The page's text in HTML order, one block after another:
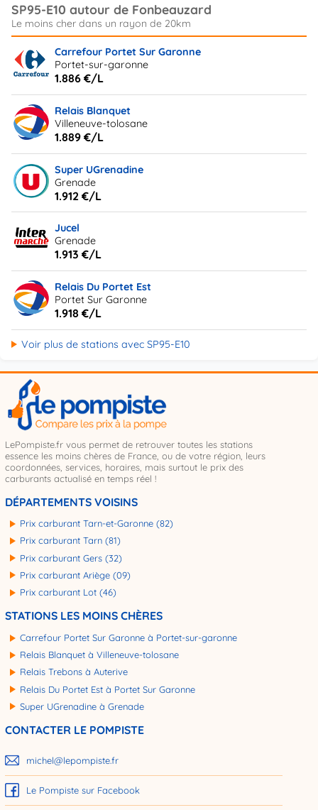
SP95-E10 autour de Fonbeauzard
Carrefour Portet Sur Garonne
Portet-sur-garonne
1.886 €/L
Relais Blanquet
Villeneuve-tolosane
1.889 €/L
Super UGrenadine
Grenade
1.912 €/L
Jucel
Grenade
1.913 €/L
Relais Du Portet Est
Portet Sur Garonne
1.918 €/L
Voir plus de stations avec SP95-E10
LePompiste.fr vous permet de retrouver toutes les stations
essence les moins chères de France, ou de votre région, leurs
coordonnées, services, horaires, mais surtout le prix des
carburants actualisé en temps réel !
DÉPARTEMENTS VOISINS
Prix carburant Tarn-et-Garonne (82)
Prix carburant Tarn (81)
Prix carburant Gers (32)
Prix carburant Ariège (09)
Prix carburant Lot (46)
STATIONS LES MOINS CHÈRES
Carrefour Portet Sur Garonne à Portet-sur-garonne
Relais Blanquet à Villeneuve-tolosane
Relais Trebons à Auterive
Relais Du Portet Est à Portet Sur Garonne
Super UGrenadine à Grenade
CONTACTER LE POMPISTE
michel@lepompiste.fr
Le Pompiste sur Facebook